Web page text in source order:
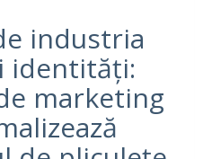
industria
identități:
marketing